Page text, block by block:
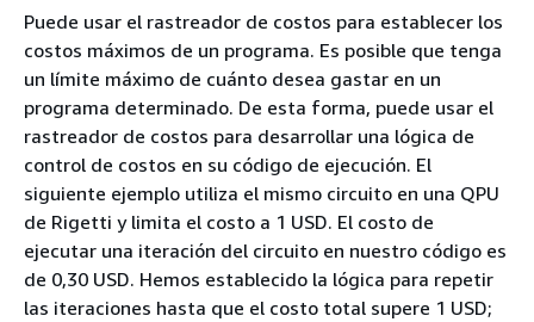
Puede usar el rastreador de costos para establecer los
costos máximos de un programa. Es posible que tenga
un límite máximo de cuánto desea gastar en un
programa determinado. De esta forma, puede usar el
rastreador de costos para desarrollar una lógica de
control de costos en su código de ejecución. El
siguiente ejemplo utiliza el mismo circuito en una QPU
de Rigetti y limita el costo a 1 USD. El costo de
ejecutar una iteración del circuito en nuestro código es
de 0,30 USD. Hemos establecido la lógica para repetir
las iteraciones hasta que el costo total supere 1 USD;